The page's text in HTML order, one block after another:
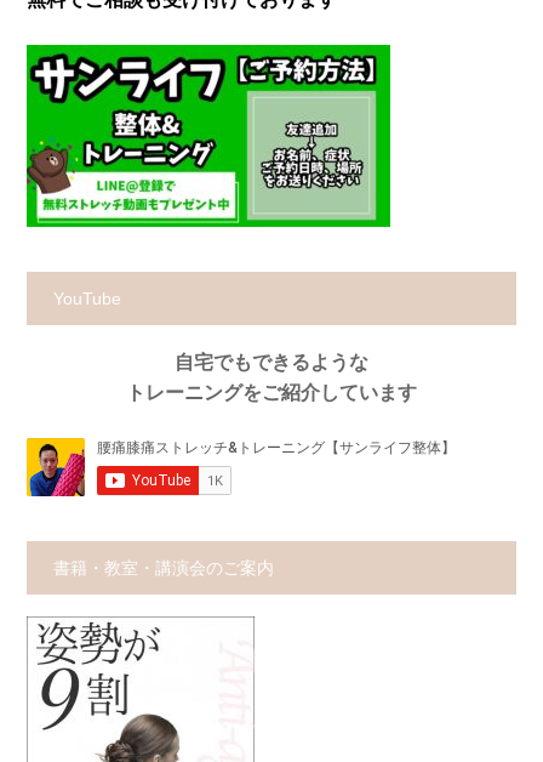
YouTube
自宅でもできるような
トレーニングをご紹介しています
書籍・教室・講演会のご案内